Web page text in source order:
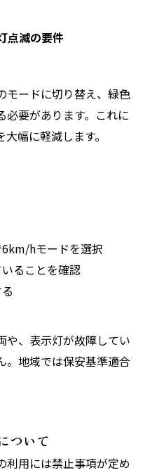
点滅の要件
ードに切り替え、緑色
必要があります。これに
幅に軽減します。
hモードを選択
ることを確認
や、表示灯が故障してい
。地域では保安基準適合
ついて
利用には禁止事項が定め